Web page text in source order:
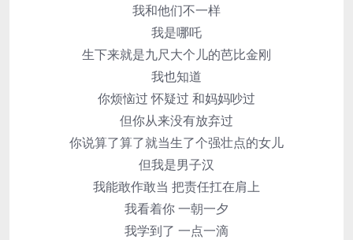
我和他们不一样
我是哪吒
生下来就是九尺大个儿的芭比金刚
我也知道
你烦恼过 怀疑过 和妈妈吵过
但你从来没有放弃过
你说算了算了就当生了个强壮点的女儿
但我是男子汉
我能敢作敢当 把责任扛在肩上
我看着你 一朝一夕
我学到了 一点一滴